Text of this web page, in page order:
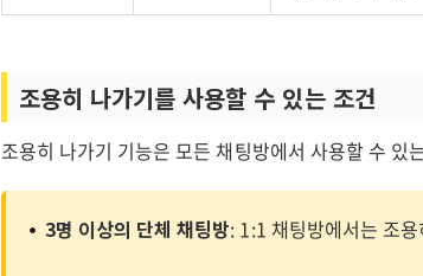
조용히 나가기를 사용할 수 있는 조건
조용히 나가기 기능은 모든 채팅방에서 사용할 수 있
3명 이상의 단체 채팅방: 1:1 채팅방에서는 조